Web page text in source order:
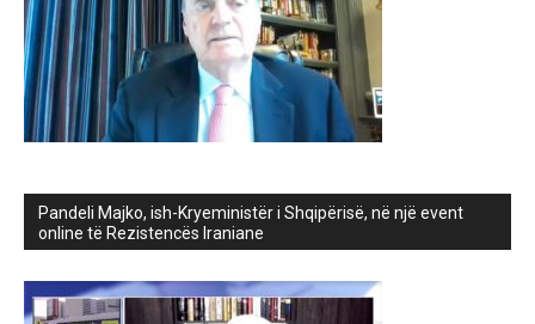
Pandeli Majko, ish-Kryeministër i Shqipërisë, në një event
online të Rezistencës Iraniane